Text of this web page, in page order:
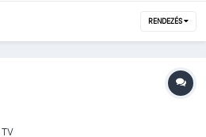
RENDEZÉS
TV